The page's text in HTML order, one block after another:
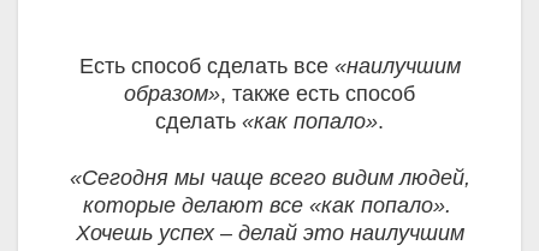
Есть способ сделать все «наилучшим
образом», также есть способ
сделать «как попало».
«Сегодня мы чаще всего видим людей,
которые делают все «как попало».
Хочешь успех – делай это наилучшим